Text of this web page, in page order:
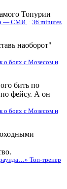
Топурии
— СМИ · 36 minutes
наоборот"
о боях с Мозесом и
бить по
по фейсу. А он
о боях с Мозесом и
Топ-тренер